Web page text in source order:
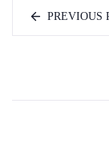
PREVIOUS